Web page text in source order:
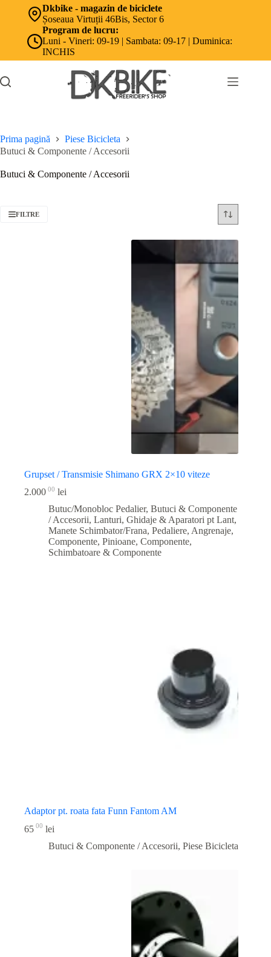
Dkbike - magazin de biciclete
Șoseaua Virtuții 46Bis, Sector 6
Program de lucru:
Luni - Vineri: 09-19 | Sambata: 09-17 | Duminica:
INCHIS
Prima pagină
Piese Bicicleta
Butuci & Componente / Accesorii
Butuci & Componente / Accesorii
FILTRE
Grupset / Transmisie Shimano GRX 2×10 viteze
2.000 00 lei
Butuc/Monobloc Pedalier, Butuci & Componente
/ Accesorii, Lanturi, Ghidaje & Aparatori pt Lant,
Manete Schimbator/Frana, Pedaliere, Angrenaje,
Componente, Pinioane, Componente,
Schimbatoare & Componente
Adaptor pt. roata fata Funn Fantom AM
65 00 lei
Butuci & Componente / Accesorii, Piese Bicicleta